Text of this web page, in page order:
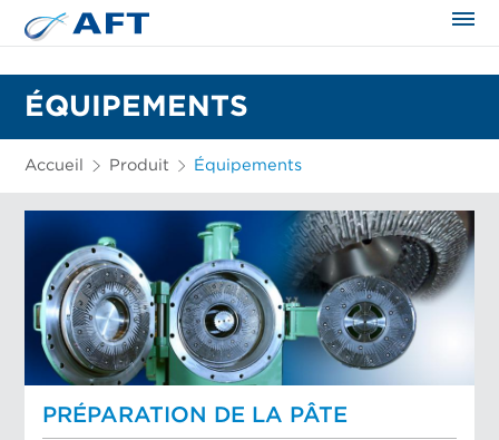
ÉQUIPEMENTS
Accueil Produit Équipements
PRÉPARATION DE LA PÂTE